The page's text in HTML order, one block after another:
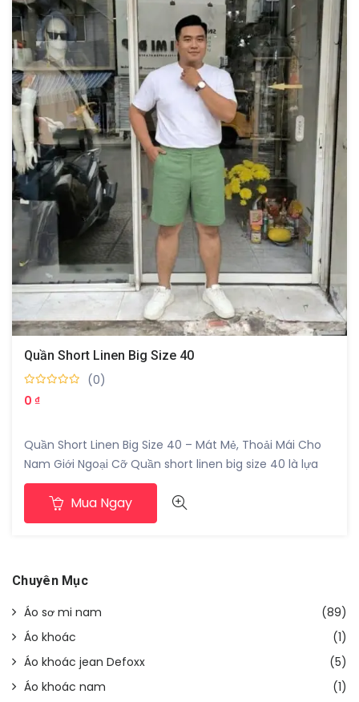
36 38 40 nằm ở chất vải. Linen có khả năng thấm hút
tốt, nhanh khô và không gây bí bách. Khi mặc lên
người, form quần tạo cảm giác mềm mại nhưng vẫn
giữ được sự gọn gàng cần thiết.
Ngoài ra, chất vải linen còn có độ nhăn tự nhiên. Điều
này giúp tạo nên phong cách phóng khoáng, không
quá cứng nhắc. Người mặc không cần quá cầu kỳ trong
việc giữ form nhưng vẫn giữ được vẻ ngoài chỉn chu.
Quần Short Linen Big Size 40
(0)
0 ₫
Quần Short Linen Big Size 40 – Mát Mẻ, Thoải Mái Cho
Nam Giới Ngoại Cỡ Quần short linen big size 40 là lựa
chọn lý tưởng cho nam giới có vóc dáng lớn trong
những ngày thời tiết nóng. Với thiết kế rộng rãi và chất
vải linen thoáng mát, quần short linen big […]
Mua Ngay
Chuyên Mục
Áo sơ mi nam
(89)
Áo khoác
(1)
Áo khoác jean Defoxx
(5)
Áo khoác nam
(1)